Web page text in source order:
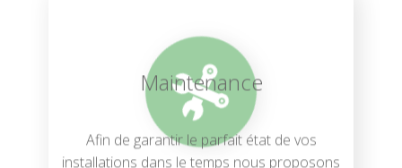
Afin de garantir le parfait état de vos
installations dans le temps nous proposons
aussi un service entretien/maintenance